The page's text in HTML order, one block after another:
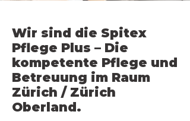
Wir sind die Spitex
Pflege Plus – Die
kompetente Pflege und
Betreuung im Raum
Zürich / Zürich
Oberland.